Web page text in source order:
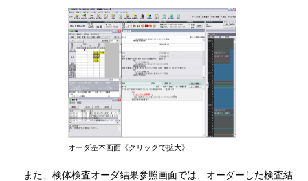
オーダ基本画面《クリックで拡大》
また、検体検査オーダ結果参照画面では、オーダーした検査結